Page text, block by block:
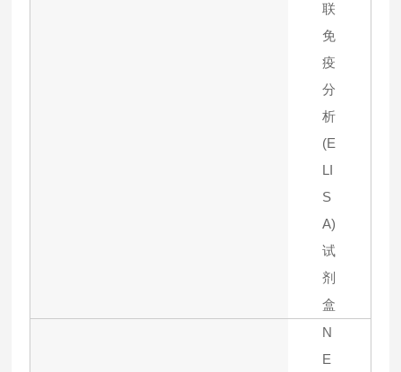
联
免
疫
分
析
(E
LI
S
A)
试
剂
盒
N
E